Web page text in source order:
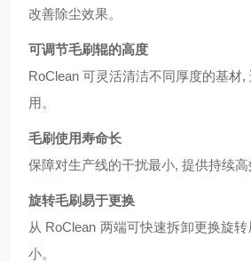
改善除尘效果。
可调节毛刷辊的高度
RoClean 可灵活清洁不同厚度的基材
用。
毛刷使用寿命长
保障对生产线的干扰最小, 提供持续高
旋转毛刷易于更换
从 RoClean 两端可快速拆卸更换旋
小。